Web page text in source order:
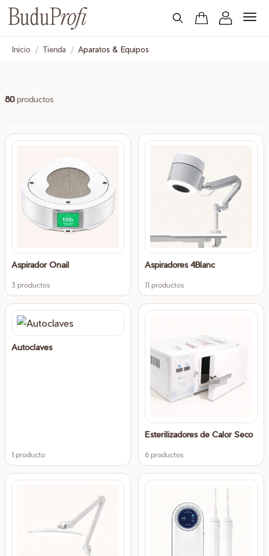
Inicio / Tienda / Aparatos & Equipos
80 productos
Aspirador Onail
3 productos
Aspiradores 4Blanc
11 productos
Autoclaves
1 producto
Esterilizadores de Calor Seco
6 productos